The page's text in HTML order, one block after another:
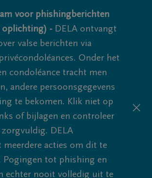
voor phishingberichten
- DELA ontvangt
valse berichten via
Onder het
condoléance tracht men
andere persoonsgegevens
te bekomen. Klik niet op
of bijlagen en controleer
zorgvuldig. DELA
meerdere acties om dit te
Pogingen tot phishing en
echter nooit volledig uit te